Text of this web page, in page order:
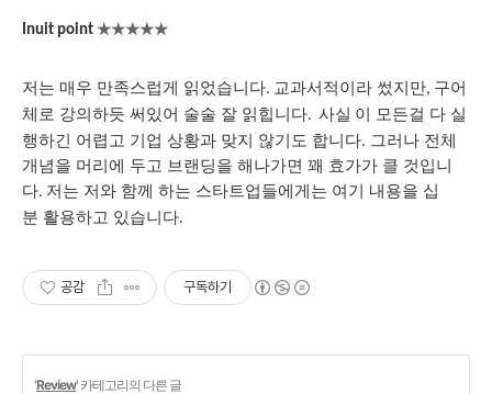
Inuit point ★★★★★
저는 매우 만족스럽게 읽었습니다. 교과서적이라 썼지만, 구어
체로 강의하듯 써있어 술술 잘 읽힙니다. 사실 이 모든걸 다 실
행하긴 어렵고 기업 상황과 맞지 않기도 합니다. 그러나 전체
개념을 머리에 두고 브랜딩을 해나가면 꽤 효가가 클 것입니
다. 저는 저와 함께 하는 스타트업들에게는 여기 내용을 십
분 활용하고 있습니다.
공감 구독하기
'Review' 카테고리의 다른 글